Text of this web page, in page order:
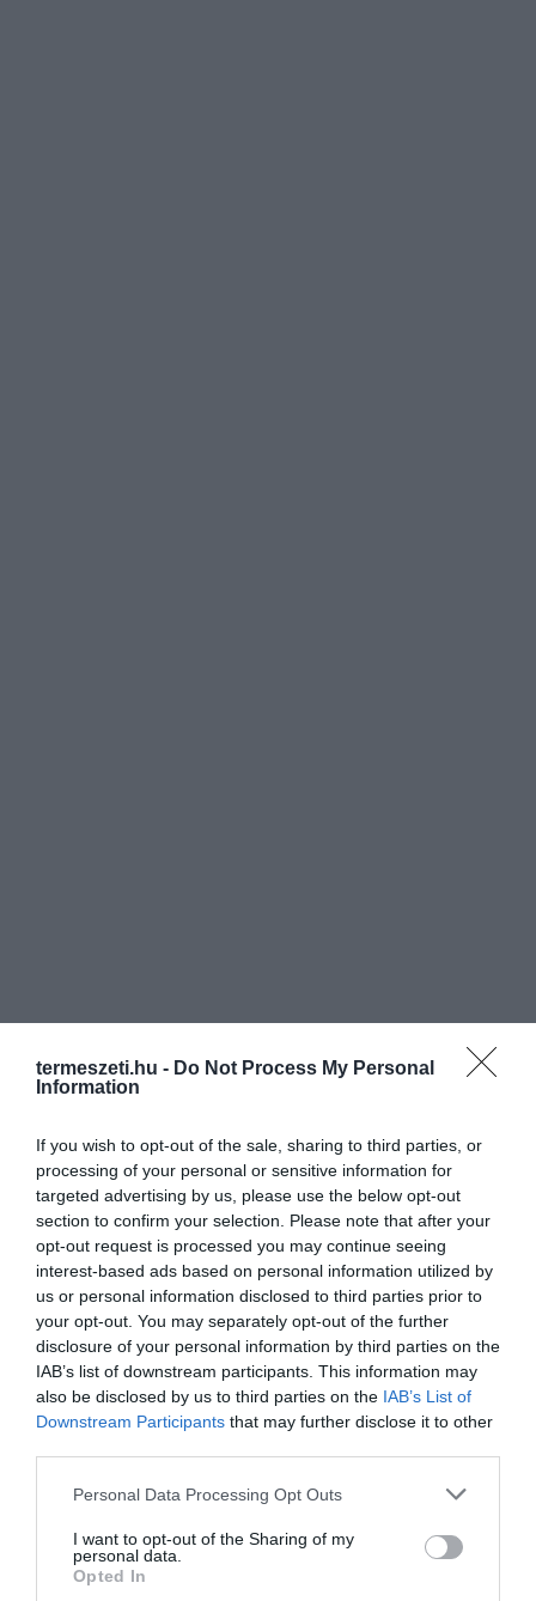
termeszeti.hu - Do Not Process My Personal
Information
If you wish to opt-out of the sale, sharing to third parties, or
processing of your personal or sensitive information for
targeted advertising by us, please use the below opt-out
section to confirm your selection. Please note that after your
opt-out request is processed you may continue seeing
interest-based ads based on personal information utilized by
us or personal information disclosed to third parties prior to
your opt-out. You may separately opt-out of the further
disclosure of your personal information by third parties on the
IAB’s list of downstream participants. This information may
also be disclosed by us to third parties on the IAB’s List of
Downstream Participants that may further disclose it to other
Please note that this website/app uses one or more Google
not limited to your visit or usage behaviour. You may click to
grant or deny consent to Google and its third-party tags to
use your data for below specified purposes in below Google
Personal Data Processing Opt Outs
I want to opt-out of the Sharing of my
personal data.
Opted In